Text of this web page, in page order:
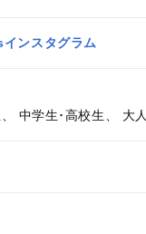
ンスタグラム
中学生･高校生、 大人